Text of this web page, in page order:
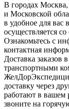
В городах Москва,
и Московской
в удобное для вас
осуществляется
Ознакомьтесь с
контактная
Доставка заказов
транспортными
доставку через
работают в вашем
звоните на